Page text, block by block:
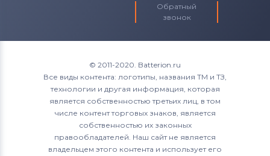
Обратный
звонок
© 2011-2020. Batterion.ru
Все виды контента: логотипы, названия ТМ и ТЗ,
технологии и другая информация, которая
является собственностью третьих лиц, в том
числе контент торговых знаков, является
собственностью их законных
правообладателей. Наш сайт не является
владельцем этого контента и использует его